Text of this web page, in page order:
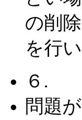
の削
を行
６.
問題